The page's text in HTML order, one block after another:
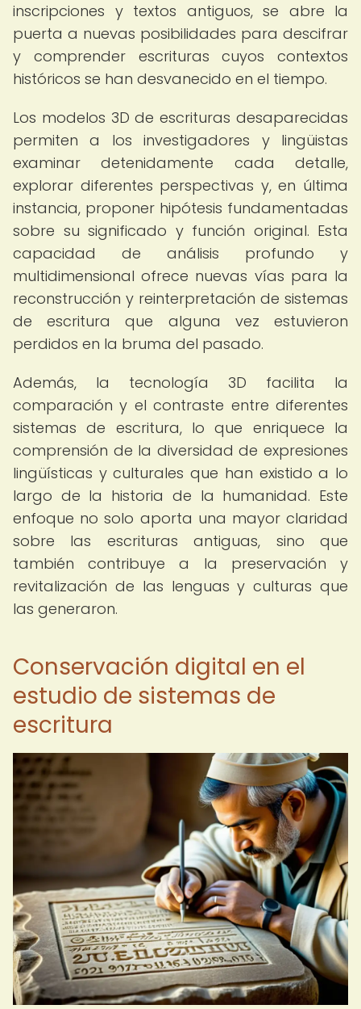
inscripciones y textos antiguos, se abre la
puerta a nuevas posibilidades para descifrar
y comprender escrituras cuyos contextos
históricos se han desvanecido en el tiempo.
Los modelos 3D de escrituras desaparecidas
permiten a los investigadores y lingüistas
examinar detenidamente cada detalle,
explorar diferentes perspectivas y, en última
instancia, proponer hipótesis fundamentadas
sobre su significado y función original. Esta
capacidad de análisis profundo y
multidimensional ofrece nuevas vías para la
reconstrucción y reinterpretación de sistemas
de escritura que alguna vez estuvieron
perdidos en la bruma del pasado.
Además, la tecnología 3D facilita la
comparación y el contraste entre diferentes
sistemas de escritura, lo que enriquece la
comprensión de la diversidad de expresiones
lingüísticas y culturales que han existido a lo
largo de la historia de la humanidad. Este
enfoque no solo aporta una mayor claridad
sobre las escrituras antiguas, sino que
también contribuye a la preservación y
revitalización de las lenguas y culturas que
las generaron.
Conservación digital en el
estudio de sistemas de
escritura